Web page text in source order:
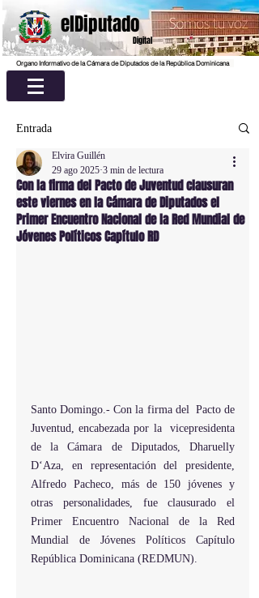
elDiputado
Digital
Organo Informativo de la Cámara de Diputados de la República Dominicana
Entrada
Con la firma del Pacto de Juventud clausuran
este viernes en la Cámara de Diputados el
Primer Encuentro Nacional de la Red Mundial de
Jóvenes Políticos Capítulo RD
Elvira Guillén
29 ago 2025 3 min de lectura
Santo Domingo.- Con la firma del  Pacto de
Juventud, encabezada por la  vicepresidenta
de la Cámara de Diputados, Dharuelly
D‘Aza, en representación del presidente,
Alfredo Pacheco, más de 150 jóvenes y
otras personalidades, fue clausurado el
Primer Encuentro Nacional de la Red
Mundial de Jóvenes Políticos Capítulo
República Dominicana (REDMUN).